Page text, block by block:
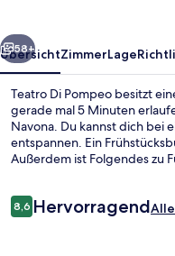
Weiter
58+
ÜbersichtZimmerLage
Teatro Di Pompeo besitzt
gerade mal 5 Minuten
Navona. Du kannst dich bei
entspannen. Ein
Außerdem ist Folgendes zu
Bahn läuft man 4 Minuten
Bewertungen
8,68,6 von 10.
Hervorragend